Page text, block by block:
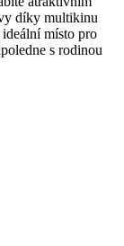
díky multikinu
místo pro
s rodinou